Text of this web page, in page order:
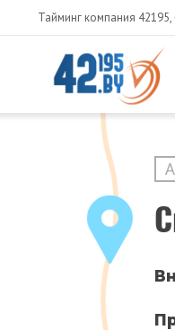
Тайминг компания 42195,